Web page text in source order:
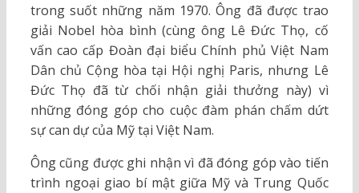
trong suốt những năm 1970. Ông đã được trao
giải Nobel hòa bình (cùng ông Lê Đức Thọ, cố
vấn cao cấp Đoàn đại biểu Chính phủ Việt Nam
Dân chủ Cộng hòa tại Hội nghị Paris, nhưng Lê
Đức Thọ đã từ chối nhận giải thưởng này) vì
những đóng góp cho cuộc đàm phán chấm dứt
sự can dự của Mỹ tại Việt Nam.
Ông cũng được ghi nhận vì đã đóng góp vào tiến
trình ngoại giao bí mật giữa Mỹ và Trung Quốc